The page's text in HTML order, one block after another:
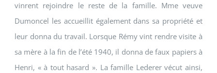
vinrent rejoindre le reste de la famille. Mme veuve
Dumoncel les accueillit également dans sa propriété et
leur donna du travail. Lorsque Rémy vint rendre visite à
sa mère à la fin de l’été 1940, il donna de faux papiers à
Henri, « à tout hasard ». La famille Lederer vécut ainsi,